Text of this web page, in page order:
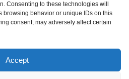
Consenting to these technologies will
browsing behavior or unique IDs on this
consent, may adversely affect certain
Accept